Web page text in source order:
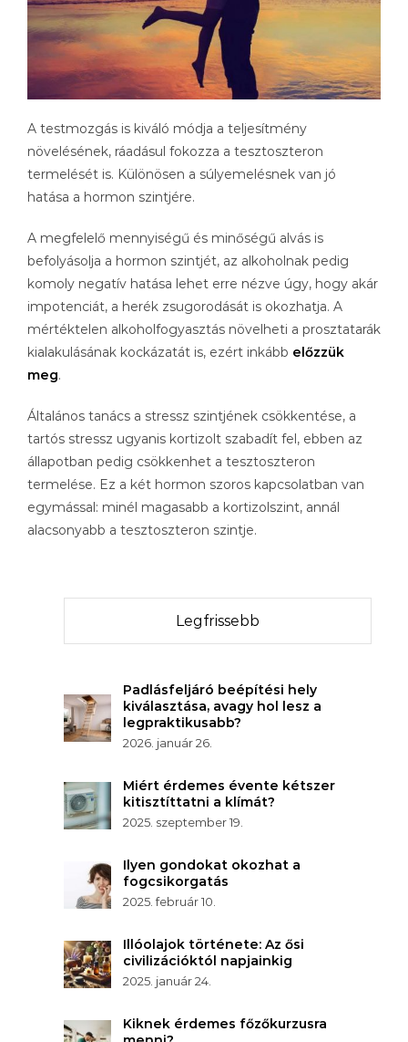
A testmozgás is kiváló módja a teljesítmény
növelésének, ráadásul fokozza a tesztoszteron
termelését is. Különösen a súlyemelésnek van jó
hatása a hormon szintjére.
A megfelelő mennyiségű és minőségű alvás is
befolyásolja a hormon szintjét, az alkoholnak pedig
komoly negatív hatása lehet erre nézve úgy, hogy akár
impotenciát, a herék zsugorodását is okozhatja. A
mértéktelen alkoholfogyasztás növelheti a prosztatarák
kialakulásának kockázatát is, ezért inkább előzzük
meg.
Általános tanács a stressz szintjének csökkentése, a
tartós stressz ugyanis kortizolt szabadít fel, ebben az
állapotban pedig csökkenhet a tesztoszteron
termelése. Ez a két hormon szoros kapcsolatban van
egymással: minél magasabb a kortizolszint, annál
alacsonyabb a tesztoszteron szintje.
Legfrissebb
Padlásfeljáró beépítési hely
kiválasztása, avagy hol lesz a
legpraktikusabb?
2026. január 26.
Miért érdemes évente kétszer
kitisztíttatni a klímát?
2025. szeptember 19.
Ilyen gondokat okozhat a
fogcsikorgatás
2025. február 10.
Illóolajok története: Az ősi
civilizációktól napjainkig
2025. január 24.
Kiknek érdemes főzőkurzusra